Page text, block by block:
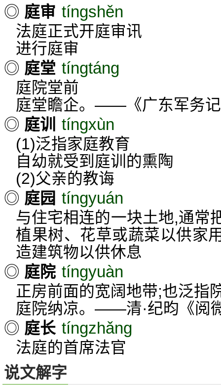
◎ 庭审 tíngshěn
法庭正式开庭审讯
进行庭审
◎ 庭堂 tíngtáng
庭院堂前
庭堂瞻企。——《广东军务
◎ 庭训 tíngxùn
(1)泛指家庭教育
自幼就受到庭训的熏陶
(2)父亲的教诲
◎ 庭园 tíngyuán
与住宅相连的一块土地,通常
植果树、花草或蔬菜以供家
造建筑物以供休息
◎ 庭院 tíngyuàn
正房前面的宽阔地带;也泛指
庭院纳凉。——清·纪昀《阅
◎ 庭长 tíngzhǎng
法庭的首席法官
说文解字